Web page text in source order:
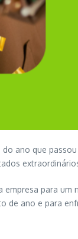
ano que
para
de ano e para